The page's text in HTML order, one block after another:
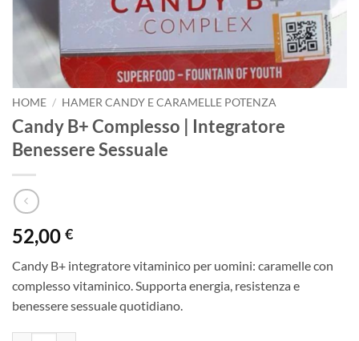
HOME / HAMER CANDY E CARAMELLE POTENZA
Candy B+ Complesso | Integratore
Benessere Sessuale
52,00 €
Candy B+ integratore vitaminico per uomini: caramelle con
complesso vitaminico. Supporta energia, resistenza e
benessere sessuale quotidiano.